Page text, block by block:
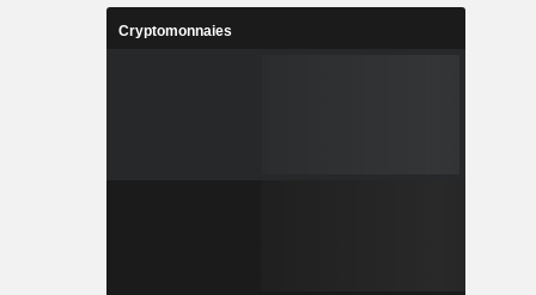
Cryptomonnaies